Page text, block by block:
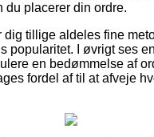
du placerer din ordre.
dig tillige aldeles fine
popularitet. I øvrigt ses
en bedømmelse af
fordel af til at afveje